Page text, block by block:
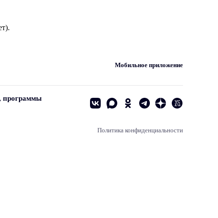
Мобильное приложение
программы
Политика конфиденциальности